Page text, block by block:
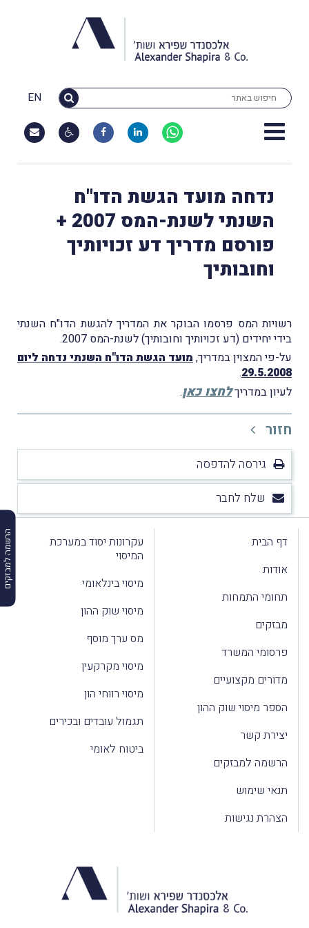
EN
הרשמה למבזקים
נדחה מועד הגשת הדו"ח
השנתי לשנת-המס 2007 +
פורסם מדריך דע זכויותיך
וחובותיך
רשויות המס פרסמו הבוקר את המדריך להגשת הדו"ח השנתי
בידי יחידים (דע זכויותיך וחובותיך) לשנת-המס 2007.
על-פי המצוין במדריך,מועד הגשת הדו"ח השנתי נדחה ליום
29.5.2008
.
לעיון במדריךלחצו כאן.
חזור
גירסה להדפסה
שלח לחבר
דף הבית
אודות
תחומי התמחות
מבזקים
פרסומי המשרד
מדורים מקצועיים
הספר מיסוי שוק ההון
יצירת קשר
הרשמה למבזקים
תנאי שימוש
הצהרת נגישות
עקרונות יסוד במערכת
המיסוי
מיסוי בינלאומי
מיסוי שוק ההון
מס ערך מוסף
מיסוי מקרקעין
מיסוי רווחי הון
תגמול עובדים ובכירים
ביטוח לאומי